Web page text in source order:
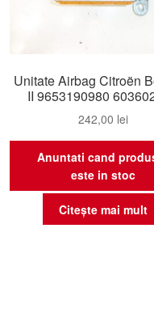
Unitate Airbag Citroën
II 9653190980
242,00 lei
Anuntati cand
este in stoc
Citește mai mult